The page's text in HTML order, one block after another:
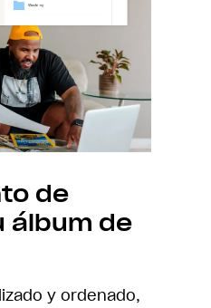
de
álbum de
y ordenado,